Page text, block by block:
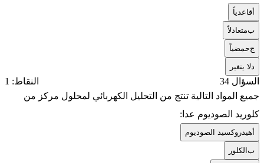
قاعدياً
بمتعادلاً
جحمضياً
لا يتغير
السؤال 34
النقاط: 1
جميع المواد التالية تنتج من التحليل الكهربائي لمحلول مركز من
كلوريد الصوديوم عدا:
هيدروكسيد الصوديوم
بالكلور